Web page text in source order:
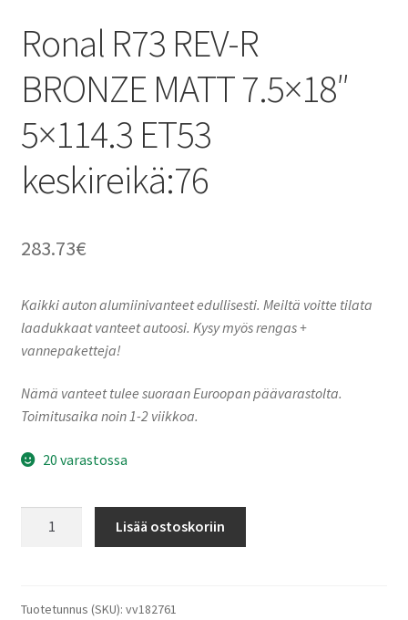
Ronal R73 REV-R
BRONZE MATT 7.5×18″
5×114.3 ET53
keskireikä:76
283.73€
Kaikki auton alumiinivanteet edullisesti. Meiltä voitte tilata
laadukkaat vanteet autoosi. Kysy myös rengas +
vannepaketteja!
Nämä vanteet tulee suoraan Euroopan päävarastolta.
Toimitusaika noin 1-2 viikkoa.
20 varastossa
BRONZE
Lisää ostoskoriin
Tuotetunnus (SKU): vv182761